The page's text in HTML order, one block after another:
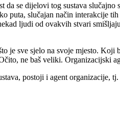
se dijelovi tog sustava
slučajan način interakcije
ljudi od ovakvih stvari
je sve sjelo na svoje mjesto.
ne baš veliki. Organizacijski
postoji i agent organizacije,